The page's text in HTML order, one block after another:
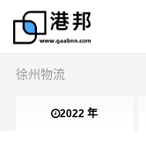
徐州物流
2022 年